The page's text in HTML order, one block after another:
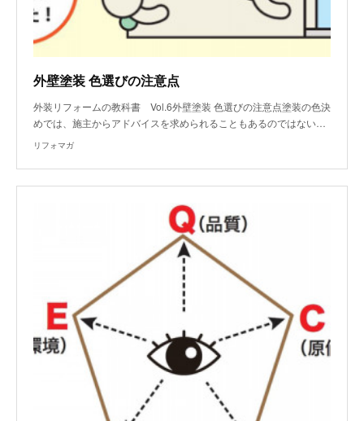
外壁塗装 色選びの注意点
外装リフォームの教科書 Vol.6外壁塗装 色選びの注意点塗装の色決
めでは、施主からアドバイスを求められることもあるのではない…
リフォマガ